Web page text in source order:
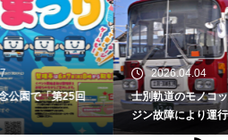
2026.04.04
士別軌道のモノコックバスはエン
ジン故障により運行再開未定